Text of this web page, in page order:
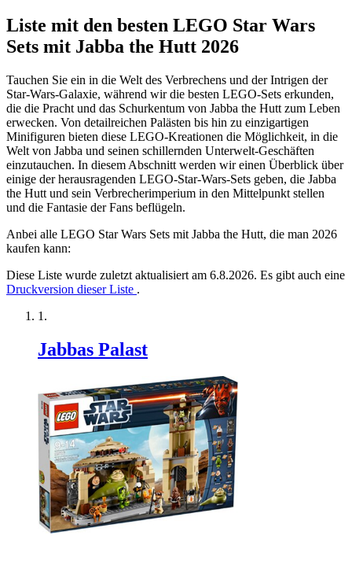
Liste mit den besten LEGO Star Wars
Sets mit Jabba the Hutt 2026
Tauchen Sie ein in die Welt des Verbrechens und der Intrigen der
Star-Wars-Galaxie, während wir die besten LEGO-Sets erkunden,
die die Pracht und das Schurkentum von Jabba the Hutt zum Leben
erwecken. Von detailreichen Palästen bis hin zu einzigartigen
Minifiguren bieten diese LEGO-Kreationen die Möglichkeit, in die
Welt von Jabba und seinen schillernden Unterwelt-Geschäften
einzutauchen. In diesem Abschnitt werden wir einen Überblick über
einige der herausragenden LEGO-Star-Wars-Sets geben, die Jabba
the Hutt und sein Verbrecherimperium in den Mittelpunkt stellen
und die Fantasie der Fans beflügeln.
Anbei alle LEGO Star Wars Sets mit Jabba the Hutt, die man 2026
kaufen kann:
Diese Liste wurde zuletzt aktualisiert am 6.8.2026. Es gibt auch eine
Druckversion dieser Liste .
Jabbas Palast